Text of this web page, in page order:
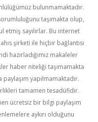
bulunmamaktadır.
taşımakta olup,
etmiş sayılırlar. Bu internet
şirketi ile hiçbir bağlantısı
hazırladığımız makaleler
haber niteliği taşımamakta
yapılmamaktadır.
tamamen tesadüfidir.
ücretsiz bir bilgi paylaşım
aykırı olduğunu